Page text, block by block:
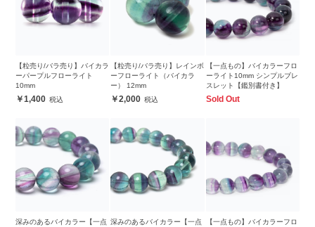
【粒売り/バラ売り】バイカラ
ーパープルフローライト
10mm
1,400
【粒売り/バラ売り】レインボ
ーフローライト（バイカラ
ー） 12mm
2,000
【一点もの】バイカラーフロ
ーライト10mm シンプルブレ
スレット【鑑別書付き】
Sold Out
深みのあるバイカラー【一点 深みのあるバイカラー【一点
【一点もの】バイカラーフロ